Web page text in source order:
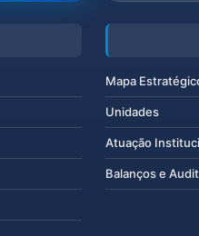
Mapa
Unidades
Atuação
Balanços e